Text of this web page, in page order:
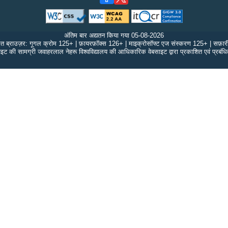
अंतिम बार अद्यतन किया गया 05-08-2026
ब्राउज़र: गूगल क्रोम 125+ | फ़ायरफ़ॉक्स 126+ | माइक्रोसॉफ्ट एज संस्करण 125+ |
की सामग्री जवाहरलाल नेहरू विश्वविद्यालय की आधिकारिक वेबसाइट द्वारा प्रकाशित एवं